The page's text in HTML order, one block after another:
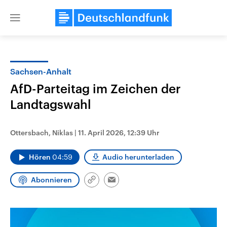
Close
Landtagswahl Sachsen-Anhalt
2026
September 2026 einen neuen
Landtag. Seit 2021 wird das
Bundesland von einer Koalition aus
gehören die Vereinigten
den mächtigsten Ländern
mit großem Einfluss auf
Sachsen-Anhalt
AfD-Parteitag im Zeichen der
Landtagswahl
Ottersbach, Niklas | 11. April 2026, 12:39 Uhr
Hören 04:59 Audio herunterladen
Abonnieren
Link
Email